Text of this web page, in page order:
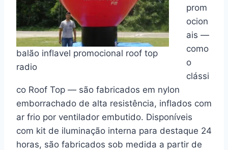
balão inflavel promocional roof top
radio
prom
ocion
ais —
como
o
clássi
co Roof Top — são fabricados em nylon
emborrachado de alta resistência, inflados com
ar frio por ventilador embutido. Disponíveis
com kit de iluminação interna para destaque 24
horas, são fabricados sob medida a partir de